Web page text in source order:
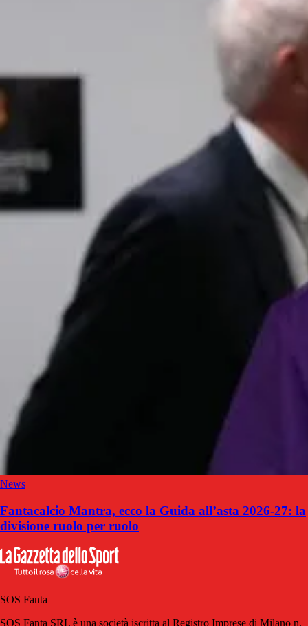
News
Fantacalcio Mantra, ecco la Guida all’asta 2026-27: la
divisione ruolo per ruolo
SOS Fanta
SOS Fanta SRL è una società iscritta al Registro Imprese di Milano n.